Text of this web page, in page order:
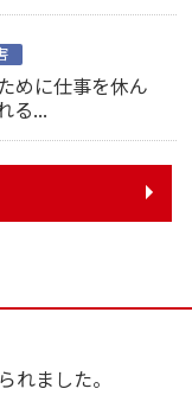
めに仕事を休ん
る...
れました。